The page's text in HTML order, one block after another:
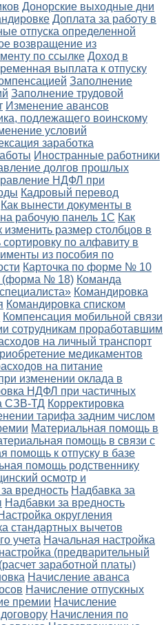
Донорские выходные дни
Доплата за работу в
отпуска определенной
возвращение из
по ссылке Доход в
выплата к отпуску
Заполнение
Заполнение трудовой
Изменение авансов
подлежащего воинскому
условий
заработка
Иностранные работники
долгов прошлых
НДФЛ при
Кадровый перевод
Как вынести документы в
на рабочую панель 1С Как
изменить размер столбцов в
сортировку по алфавиту в
из пособия по
Карточка по форме № 10
(форма № 18) Команда
Командировка
Командировка списком
Компенсация мобильной связи
сотрудникам проработавшим
на личный транспорт
медикаментов
на питание
изменении оклада в
НДФЛ при частичных
СЗВ-ТД Корректировка
тарифа задним числом
Материальная помощь в
помощь в связи с
помощь к отпуску в базе
помощь родственнику
осмотр и
вредность Надбавка за
Надбавки за вредность
округления
стандартных вычетов
учета Начальная настройка
(предварительный
заработной платы)
Начисление аванса
Начисление отпускных
премии Начисление
Начисления по